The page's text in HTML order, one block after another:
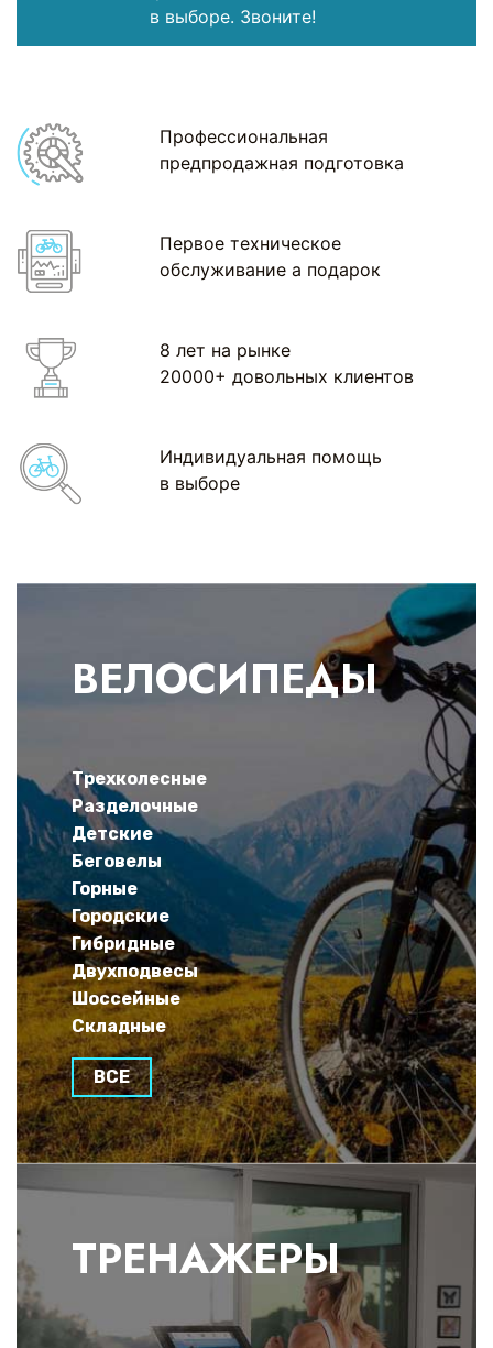
в выборе. Звоните!
Профессиональная
предпродажная подготовка
Первое техническое
обслуживание а подарок
8 лет на рынке
20000+ довольных клиентов
Индивидуальная помощь
в выборе
ВЕЛОСИПЕДЫ
Трехколесные
Разделочные
Детские
Беговелы
Горные
Городские
Гибридные
Двухподвесы
Шоссейные
Складные
ВСЕ
ТРЕНАЖЕРЫ